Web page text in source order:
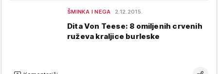
ŠMINKA I NEGA 2.12.2015.
Dita Von Teese: 8 omiljenih crvenih
ruževa kraljice burleske